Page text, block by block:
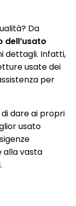
(ESP)
con Android
con e
con
(wireless)
stradali)
Da
dell’usato
dettagli. Infatti,
usate dei
per
dare ai propri
usato
alla vasta